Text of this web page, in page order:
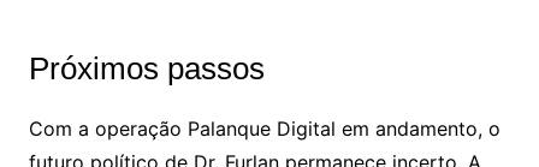
Próximos passos
Com a operação Palanque Digital em andamento, o